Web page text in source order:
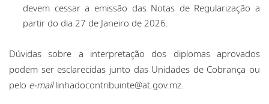
devem cessar a emissão das Notas de Regularização a
partir do dia 27 de Janeiro de 2026.
Dúvidas sobre a interpretação dos diplomas aprovados
podem ser esclarecidas junto das Unidades de Cobrança ou
pelo e-mail linhadocontribuinte@at.gov.mz.